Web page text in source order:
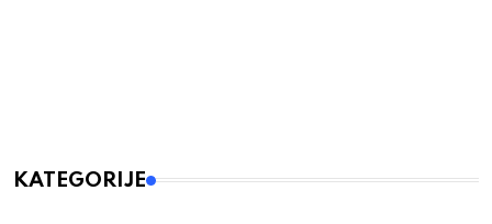
KATEGORIJE